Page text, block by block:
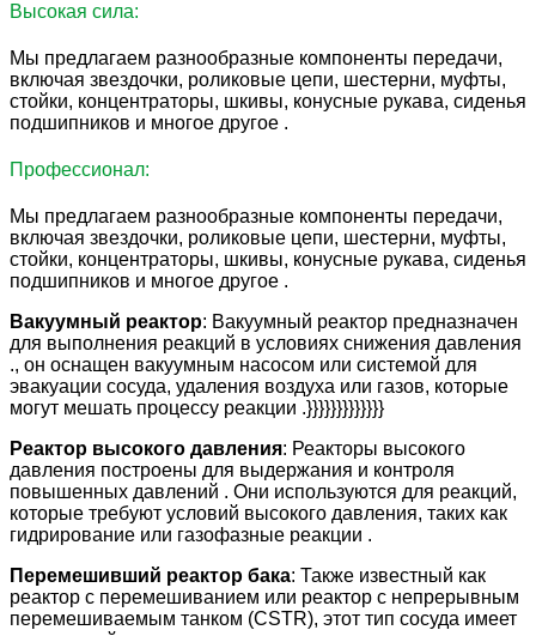
Высокая сила:
Мы предлагаем разнообразные компоненты передачи,
включая звездочки, роликовые цепи, шестерни, муфты,
стойки, концентраторы, шкивы, конусные рукава, сиденья
подшипников и многое другое .
Профессионал:
Мы предлагаем разнообразные компоненты передачи,
включая звездочки, роликовые цепи, шестерни, муфты,
стойки, концентраторы, шкивы, конусные рукава, сиденья
подшипников и многое другое .
Вакуумный реактор: Вакуумный реактор предназначен
для выполнения реакций в условиях снижения давления
., он оснащен вакуумным насосом или системой для
эвакуации сосуда, удаления воздуха или газов, которые
могут мешать процессу реакции .}}}}}}}}}}}}}
Реактор высокого давления: Реакторы высокого
давления построены для выдержания и контроля
повышенных давлений . Они используются для реакций,
которые требуют условий высокого давления, таких как
гидрирование или газофазные реакции .
Перемешивший реактор бака: Также известный как
реактор с перемешиванием или реактор с непрерывным
перемешиваемым танком (CSTR), этот тип сосуда имеет